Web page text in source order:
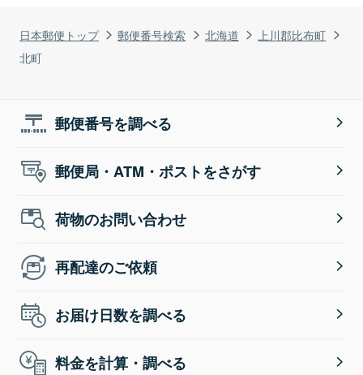
日本郵便トップ 郵便番号検索 北海道
上川郡比布町
北町
郵便番号を調べる
郵便局・ATM・ポストをさがす
荷物のお問い合わせ
再配達のご依頼
お届け日数を調べる
料金を計算・調べる